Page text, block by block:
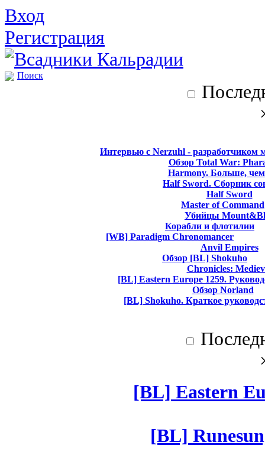
Вход
Регистрация
Поиск
Интервью с Nerzuhl - разработчиком
Обзор Total War:
Harmony. Больше,
Half Sword. Сборник
Half Sword
Master of Command
Убийцы
Корабли и флотилии
[WB] Paradigm Chronomancer
Anvil Empires
Обзор [BL] Shokuho
Chronicles:
[BL] Eastern Europe 1259.
Обзор Norland
[BL] Shokuho. Краткое
[BL] Eastern
[BL]